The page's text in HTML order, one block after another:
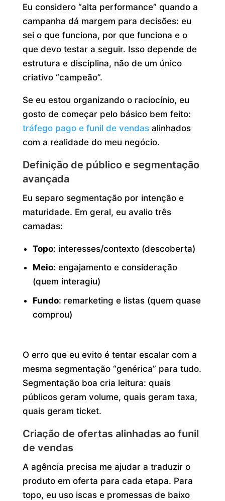
Eu considero “alta performance” quando a
campanha dá margem para decisões: eu
sei o que funciona, por que funciona e o
que devo testar a seguir. Isso depende de
estrutura e disciplina, não de um único
criativo “campeão”.
Se eu estou organizando o raciocínio, eu
gosto de começar pelo básico bem feito:
tráfego pago e funil de vendasalinhados
com a realidade do meu negócio.
Definição de público e segmentação
avançada
Eu separo segmentação por intenção e
maturidade. Em geral, eu avalio três
camadas:
Topo: interesses/contexto (descoberta)
Meio: engajamento e consideração
(quem interagiu)
Fundo: remarketing e listas (quem quase
comprou)
O erro que eu evito é tentar escalar com a
mesma segmentação “genérica” para tudo.
Segmentação boa cria leitura: quais
públicos geram volume, quais geram taxa,
quais geram ticket.
Criação de ofertas alinhadas ao funil
de vendas
A agência precisa me ajudar a traduzir o
produto em oferta para cada etapa. Para
topo, eu uso iscas e promessas de baixo